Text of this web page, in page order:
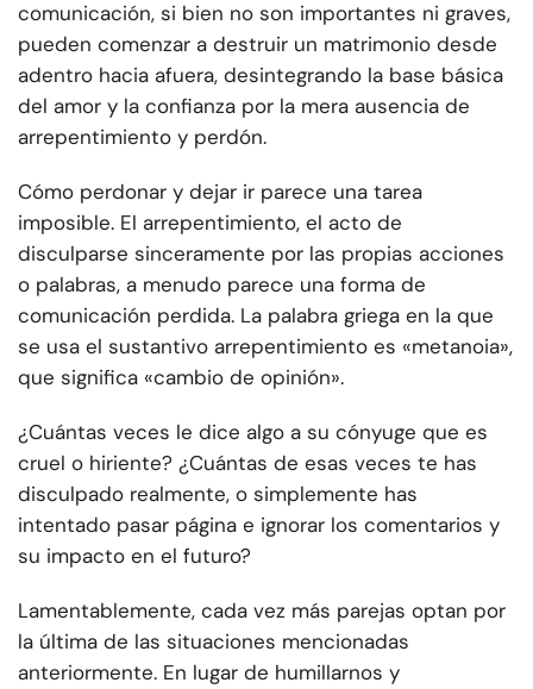
comunicación, si bien no son importantes ni graves,
pueden comenzar a destruir un matrimonio desde
adentro hacia afuera, desintegrando la base básica
del amor y la confianza por la mera ausencia de
arrepentimiento y perdón.
Cómo perdonar y dejar ir parece una tarea
imposible. El arrepentimiento, el acto de
disculparse sinceramente por las propias acciones
o palabras, a menudo parece una forma de
comunicación perdida. La palabra griega en la que
se usa el sustantivo arrepentimiento es «metanoia»,
que significa «cambio de opinión».
¿Cuántas veces le dice algo a su cónyuge que es
cruel o hiriente? ¿Cuántas de esas veces te has
disculpado realmente, o simplemente has
intentado pasar página e ignorar los comentarios y
su impacto en el futuro?
Lamentablemente, cada vez más parejas optan por
la última de las situaciones mencionadas
anteriormente. En lugar de humillarnos y